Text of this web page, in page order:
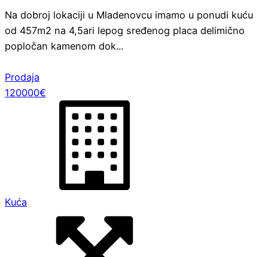
Na dobroj lokaciji u Mladenovcu imamo u ponudi kuću
od 457m2 na 4,5ari lepog sređenog placa delimično
popločan kamenom dok...
Prodaja
120000€
Kuća